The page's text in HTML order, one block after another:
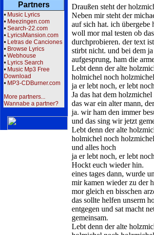
Partners
• Music Lyrics
• Meezingen.com
• Search-22.com
• LyricsMansion.com
• Letras de Canciones
• Browse Lyrics
• Webhouse
• Lyrics Search
• Music Mp3 Free
Download
• MP3-CDBurner.com
More partners...
Wannabe a partner?
Draußen steht der
Neben mir steht der
auf sich hat. ich
woll mor mal testen ob
durchprobieren. der text
stirbt nicht. und bei dem
aufgesprung, ham die
Lebt denn der alte
holmichel noch
ja er lebt noch, er lebt
Ja das hat dem
das war ein alter mann,
ja. wir ham den immer
und das sing wir jetzt
Lebt denn der alte
holmichel noch
und alles hoch
ja er lebt noch, er lebt
Hockt euch wieder hin.
eines tages dann, wurde
mir kamen wieder zu der
mor gleich en bisschen
das sollte helfen unserm
entgegen und sat macht
gemeinsam.
Lebt denn der alte